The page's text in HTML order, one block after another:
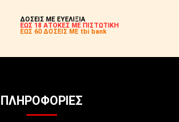
ΔΟΣΕΙΣ ΜΕ ΕΥΕΛΙΞΙΑ
ΕΩΣ 18 ΑΤΟΚΕΣ ΜΕ ΠΙΣΤΩΤΙΚΗ
ΕΩΣ 60 ΔΟΣΕΙΣ ΜΕ tbi bank
ΠΛΗΡΟΦΟΡΊΕΣ